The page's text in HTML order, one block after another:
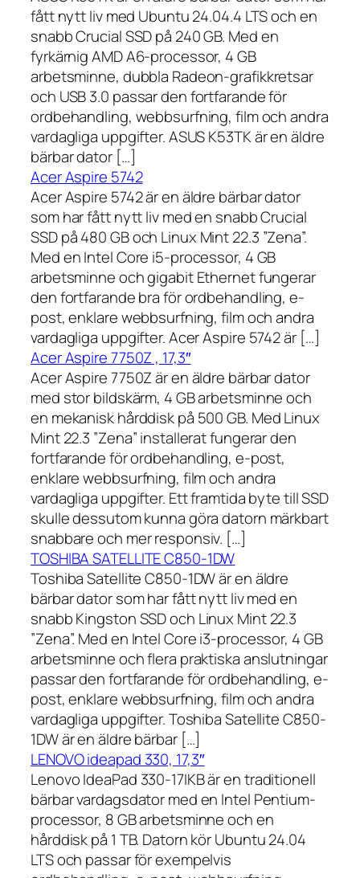
fått nytt liv med Ubuntu 24.04.4 LTS och en
snabb Crucial SSD på 240 GB. Med en
fyrkärnig AMD A6-processor, 4 GB
arbetsminne, dubbla Radeon-grafikkretsar
och USB 3.0 passar den fortfarande för
ordbehandling, webbsurfning, film och andra
vardagliga uppgifter. ASUS K53TK är en äldre
bärbar dator […]
Acer Aspire 5742
Acer Aspire 5742 är en äldre bärbar dator
som har fått nytt liv med en snabb Crucial
SSD på 480 GB och Linux Mint 22.3 ”Zena”.
Med en Intel Core i5-processor, 4 GB
arbetsminne och gigabit Ethernet fungerar
den fortfarande bra för ordbehandling, e-
post, enklare webbsurfning, film och andra
vardagliga uppgifter. Acer Aspire 5742 är […]
Acer Aspire 7750Z , 17,3″
Acer Aspire 7750Z är en äldre bärbar dator
med stor bildskärm, 4 GB arbetsminne och
en mekanisk hårddisk på 500 GB. Med Linux
Mint 22.3 ”Zena” installerat fungerar den
fortfarande för ordbehandling, e-post,
enklare webbsurfning, film och andra
vardagliga uppgifter. Ett framtida byte till SSD
skulle dessutom kunna göra datorn märkbart
snabbare och mer responsiv. […]
TOSHIBA SATELLITE C850-1DW
Toshiba Satellite C850-1DW är en äldre
bärbar dator som har fått nytt liv med en
snabb Kingston SSD och Linux Mint 22.3
”Zena”. Med en Intel Core i3-processor, 4 GB
arbetsminne och flera praktiska anslutningar
passar den fortfarande för ordbehandling, e-
post, enklare webbsurfning, film och andra
vardagliga uppgifter. Toshiba Satellite C850-
1DW är en äldre bärbar […]
LENOVO ideapad 330, 17,3″
Lenovo IdeaPad 330-17IKB är en traditionell
bärbar vardagsdator med en Intel Pentium-
processor, 8 GB arbetsminne och en
hårddisk på 1 TB. Datorn kör Ubuntu 24.04
LTS och passar för exempelvis